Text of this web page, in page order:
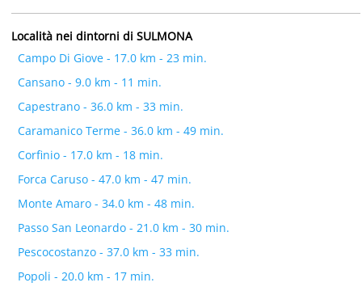
Località nei dintorni di SULMONA
Campo Di Giove - 17.0 km - 23 min.
Cansano - 9.0 km - 11 min.
Capestrano - 36.0 km - 33 min.
Caramanico Terme - 36.0 km - 49 min.
Corfinio - 17.0 km - 18 min.
Forca Caruso - 47.0 km - 47 min.
Monte Amaro - 34.0 km - 48 min.
Passo San Leonardo - 21.0 km - 30 min.
Pescocostanzo - 37.0 km - 33 min.
Popoli - 20.0 km - 17 min.